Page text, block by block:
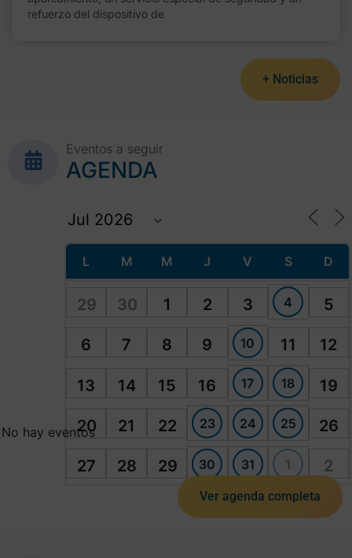
refuerzo del dispositivo de
+ Noticias
Eventos a seguir
AGENDA
L M M J V S D
29 30 1 2 3 4 5
6 7 8 9 10 11 12
13 14 15 16 17 18 19
20 21 22 23 24 25 26
27 28 29 30 31 1 2
No hay eventos
Ver agenda completa